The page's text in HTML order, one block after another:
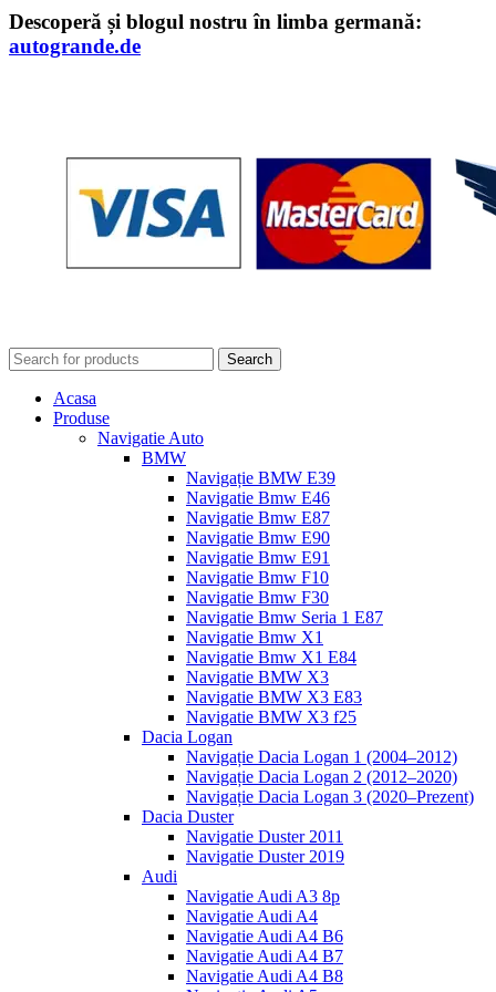
Descoperă și blogul nostru în limba germană:
autogrande.de
Search
Acasa
Produse
Navigatie Auto
BMW
Navigație BMW E39
Navigatie Bmw E46
Navigatie Bmw E87
Navigatie Bmw E90
Navigatie Bmw E91
Navigatie Bmw F10
Navigatie Bmw F30
Navigatie Bmw Seria 1 E87
Navigatie Bmw X1
Navigatie Bmw X1 E84
Navigatie BMW X3
Navigatie BMW X3 E83
Navigatie BMW X3 f25
Dacia Logan
Navigație Dacia Logan 1 (2004–2012)
Navigație Dacia Logan 2 (2012–2020)
Navigație Dacia Logan 3 (2020–Prezent)
Dacia Duster
Navigatie Duster 2011
Navigatie Duster 2019
Audi
Navigatie Audi A3 8p
Navigatie Audi A4
Navigatie Audi A4 B6
Navigatie Audi A4 B7
Navigatie Audi A4 B8